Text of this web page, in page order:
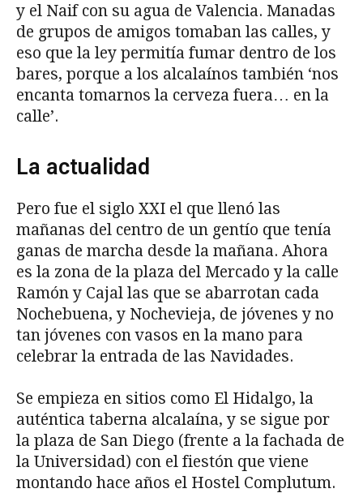
y el Naif con su agua de Valencia. Manadas
de grupos de amigos tomaban las calles, y
eso que la ley permitía fumar dentro de los
bares, porque a los alcalaínos también ‘nos
encanta tomarnos la cerveza fuera… en la
calle’.
La actualidad
Pero fue el siglo XXI el que llenó las
mañanas del centro de un gentío que tenía
ganas de marcha desde la mañana. Ahora
es la zona de la plaza del Mercado y la calle
Ramón y Cajal las que se abarrotan cada
Nochebuena, y Nochevieja, de jóvenes y no
tan jóvenes con vasos en la mano para
celebrar la entrada de las Navidades.
Se empieza en sitios como El Hidalgo, la
auténtica taberna alcalaína, y se sigue por
la plaza de San Diego (frente a la fachada de
la Universidad) con el fiestón que viene
montando hace años el Hostel Complutum.